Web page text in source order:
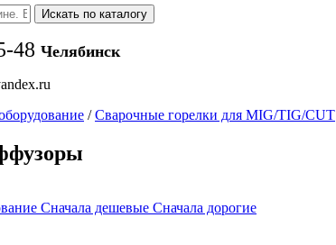
Искать по каталогу
48 Челябинск
/ Сварочные горелки для MIG/TIG/CUT
Сначала дешевые Сначала дорогие